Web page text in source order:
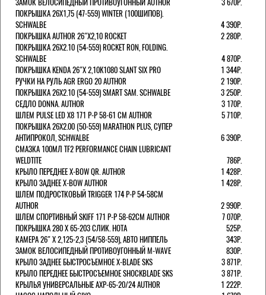
ПОКРЫШКА 26X1,75 (47-559) WINTER (100ШИПОВ).
SCHWALBE
4 390Р.
ПОКРЫШКА AUTHOR 26"Х2,10 ROCKET
2 280Р.
ПОКРЫШКА 26X2.10 (54-559) ROCKET RON, FOLDING.
SCHWALBE
4 870Р.
ПОКРЫШКА KENDA 26"Х 2,10K1080 SLANT SIX PRO
1 344Р.
РУЧКИ НА РУЛЬ AGR ERGO 20 AUTHOR
2 190Р.
ПОКРЫШКА 26X2.10 (54-559) SMART SAM. SCHWALBE
3 250Р.
СЕДЛО DONNA. AUTHOR
3 170Р.
ШЛЕМ PULSE LED X8 171 Р-Р 58-61 СМ AUTHOR
5 710Р.
ПОКРЫШКА 26X2.00 (50-559) MARATHON PLUS, СУПЕР
АНТИПРОКОЛ, SCHWALBE
6 390Р.
СМАЗКА 100МЛ TF2 PERFORMANCE CHAIN LUBRICANT
WELDTITE
786Р.
КРЫЛО ПЕРЕДНЕЕ X-BOW QR. AUTHOR
1 428Р.
КРЫЛО ЗАДНЕЕ X-BOW AUTHOR
1 428Р.
ШЛЕМ ПОДРОСТКОВЫЙ TRIGGER 174 Р-Р 54-58СМ
AUTHOR
2 990Р.
ШЛЕМ СПОРТИВНЫЙ SKIFF 171 Р-Р 58-62СМ AUTHOR
7 070Р.
ПОКРЫШКА 280 X 65-203 СЛИК. HOTA
525Р.
КАМЕРА 26" X 2,125-2,3 (54/58-559), АВТО НИППЕЛЬ
343Р.
ЗАМОК ВЕЛОСИПЕДНЫЙ ПРОТИВОУГОННЫЙ M-WAVE
830Р.
КРЫЛО ЗАДНЕЕ БЫСТРОСЪЕМНОЕ X-BLADE SKS
3 871Р.
КРЫЛО ПЕРЕДНЕЕ БЫСТРОСЪЕМНОЕ SHOCKBLADE SKS
3 871Р.
КРЫЛЬЯ УНИВЕРСАЛЬНЫЕ AXP-65-20/24 AUTHOR
1 222Р.